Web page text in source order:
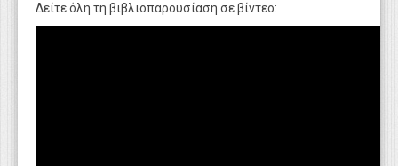
Δείτε όλη τη βιβλιοπαρουσίαση σε βίντεο: